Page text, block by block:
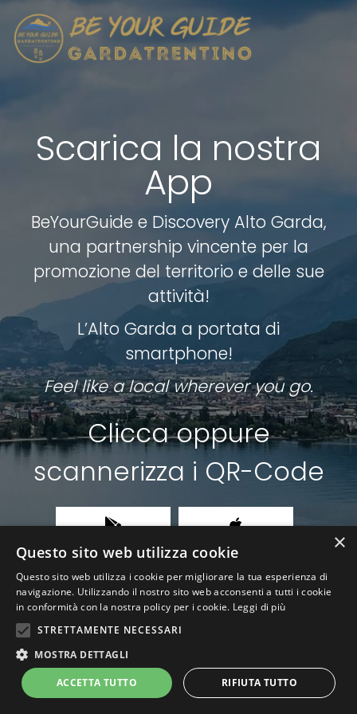
Scarica la nostra
App
BeYourGuide e Discovery Alto Garda,
una partnership vincente per la
promozione del territorio e delle sue
attività!
L’Alto Garda a portata di
smartphone!
Feel like a local wherever you go.
Clicca oppure
scannerizza i QR-Code
Privacy Policy |Cookie Policy
×
Questo sito web utilizza cookie
Questo sito web utilizza i cookie per migliorare la tua esperienza di
navigazione. Utilizzando il nostro sito web acconsenti a tutti i cookie
in conformità con la nostra policy per i cookie. Leggi di più
STRETTAMENTE NECESSARI
MOSTRA DETTAGLI
ACCETTA TUTTO RIFIUTA TUTTO